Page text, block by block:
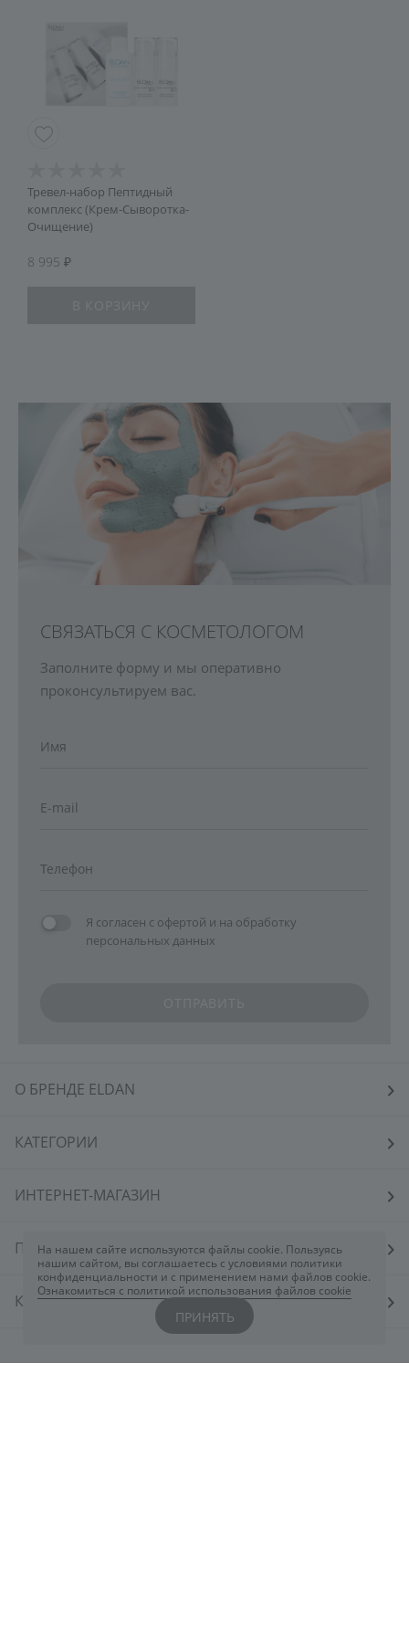
Тревел-набор Пептидный
комплекс (Крем-Сыворотка-
Очищение)
8 995
СВЯЗАТЬСЯ С КОСМЕТОЛОГОМ
Заполните форму и мы оперативно
проконсультируем вас.
Я согласен с офертой и на обработку
персональных данных
На нашем сайте используются файлы cookie. Пользуясь
нашим сайтом, вы соглашаетесь с условиями политики
конфиденциальности и с применением нами файлов cookie.
Ознакомиться с политикой использования файлов cookie
ПРИНЯТЬ
О БРЕНДЕ ELDAN
КАТЕГОРИИ
ИНТЕРНЕТ-МАГАЗИН
ПОКУПАТЕЛЯМ
КОСМЕТОЛОГАМ